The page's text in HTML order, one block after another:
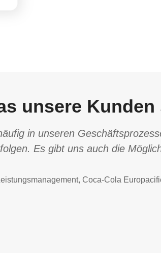
unsere Kunden
in unseren
Es gibt uns auch die
Coca-Cola